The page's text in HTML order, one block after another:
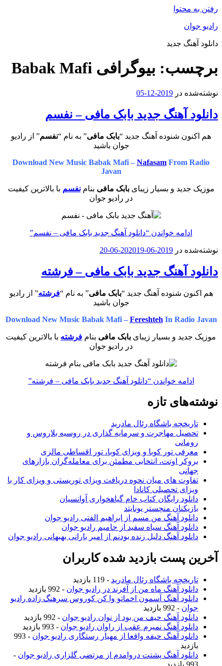
رفتن به محتوا
رادیو جوان
دانلود آهنگ جدید
برچسب: بیوگرافی Babak Mafi
نوشته‌شده در 2019-12-05
دانلود آهنگ جدید بابک مافی – نفسم
هم اکنون شنوده آهنگ جدید “بابک مافی” به نام “نفسم” از رادیو
جوان باشید
Download New Music Babak Mafi – Nafasam From Radio
Javan
موزیک جدید و بسیار زیبایبابک مافی بنام نفسم با بالاترین کیفیت
در رادیو جوان
ادامه خواندن “دانلود آهنگ جدید بابک مافی – نفسم”
نوشته‌شده در 2019-06-20
2019-06-20
دانلود آهنگ جدید بابک مافی – فرشته
هم اکنون شنوده آهنگ جدید “بابک مافی” به نام “فرشته” از رادیو
جوان باشید
Download New Music Babak Mafi – Fereshteh In Radio Javan
موزیک جدید و بسیار زیبای بابک مافی بنام فرشته با بالاترین کیفیت
در رادیو جوان
ادامه خواندن “دانلود آهنگ جدید بابک مافی – فرشته”
نوشته‌های تازه
تاریخچه باشگاه رئال مادرید
تحصیل مهاجرت و سرمایه گذاری در روسیه بلاروس و
رومانی
معرفی تور کوبا و ویزای کوبا، تور اقساطی مالزی
بروکر اوتت، انتخابی مطمئن برای معامله‌گران بازارهای
جهانی
تفاوت های میان نحوه دریافت ویزای توریستی و ویزای کار با
ویزای تحصیلی کانادا
دانلود رایگان کتاب خام گیاهخواری آوانسیان
بازیکنان منچستر یونایتد
دانلود آهنگ من مسم از ابراهیم الفتی رادیو جوان
دانلود آهنگ سیاه سفید از حامیم رادیو جوان
دانلود آهنگ دلیل زنده بودنم از امیر بارانی بهبهانی رادیو جوان
آخرین پست بازدید شده کاربران
تاریخچه باشگاه رئال مادرید - 119 بازدید
دانلود آهنگ ماه من از آفرند در رادیو جوان - 992 بازدید
دانلود آهنگ آسمون اخماتو وا کن کوروس سرهنگ زاده رادیو
جوان - 992 بازدید
دانلود آهنگ حیف من بود از نوان رادیو جوان - 992 بازدید
دانلود آهنگ نمیرم عقب از راوان رادیو جوان - 993 بازدید
دانلود آهنگ حیفه واقعا از مهیار رستگاری رادیو جوان
- 993
بازدید
دانلود آهنگ پشتت دروامدم از مرتضی گلزاری رادیو جوان -